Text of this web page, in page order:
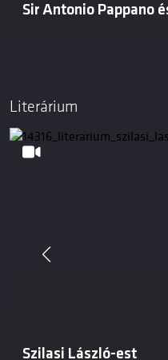
Sir Antonio Pappano
Literárium
Szilasi László-est